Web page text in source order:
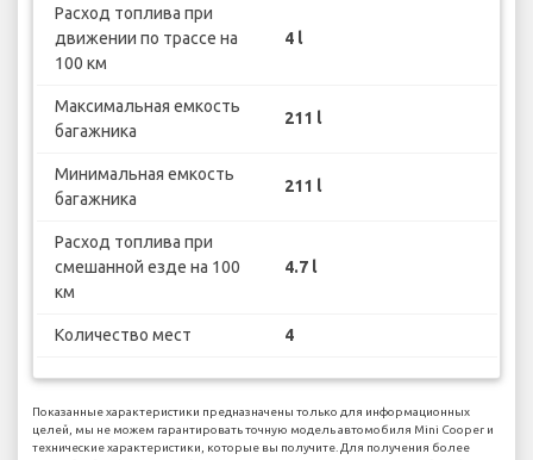
Расход топлива при
движении по трассе на
100 км
4 l
Максимальная емкость
багажника
211 l
Минимальная емкость
багажника
211 l
Расход топлива при
смешанной езде на 100
км
4.7 l
Количество мест 4
Показанные характеристики предназначены только для информационных
целей, мы не можем гарантировать точную модель автомобиля Mini Cooper и
технические характеристики, которые вы получите. Для получения более